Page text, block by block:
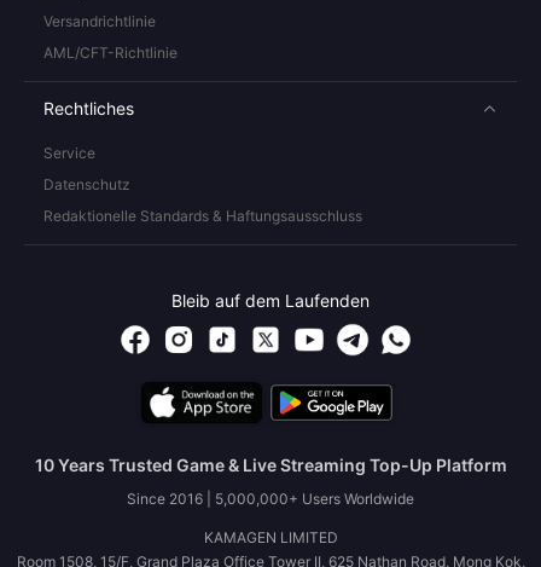
Versandrichtlinie
AML/CFT-Richtlinie
Rechtliches
Service
Datenschutz
Redaktionelle Standards & Haftungsausschluss
Bleib auf dem Laufenden
10 Years Trusted Game & Live Streaming Top-Up Platform
Since 2016 | 5,000,000+ Users Worldwide
KAMAGEN LIMITED
Room 1508, 15/F, Grand Plaza Office Tower II, 625 Nathan Road, Mong Kok,